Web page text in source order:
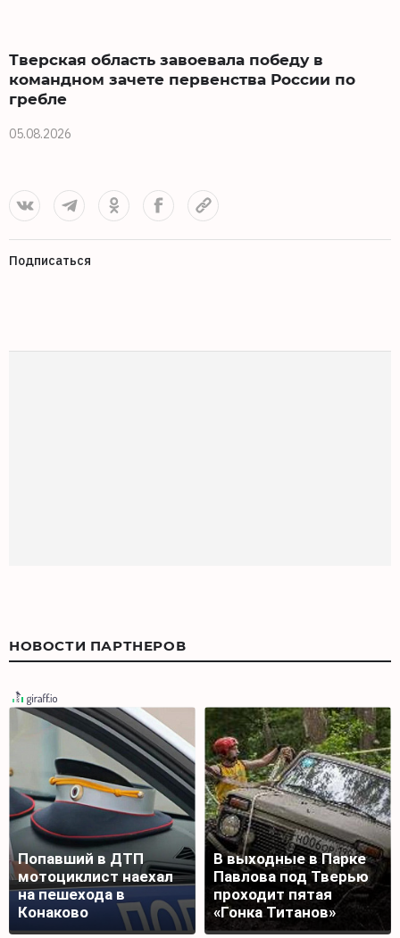
Тверская область завоевала победу в
командном зачете первенства России по
гребле
05.08.2026
Подписаться
НОВОСТИ ПАРТНЕРОВ
Попавший в ДТП
мотоциклист наехал
на пешехода в
Конаково
В выходные в Парке
Павлова под Тверью
проходит пятая
«Гонка Титанов»